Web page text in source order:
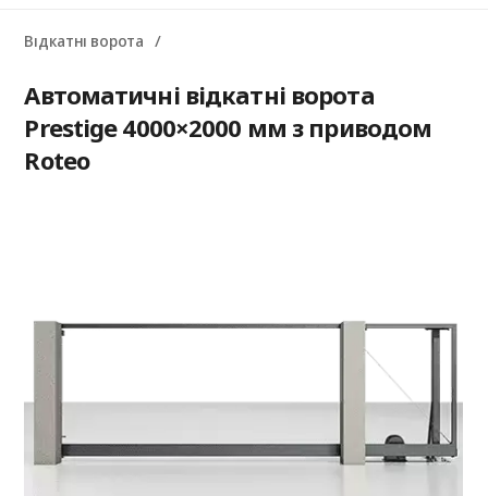
Відкатні ворота
Автоматичні відкатні ворота
Prestige 4000×2000 мм з приводом
Roteo